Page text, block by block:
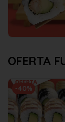
OFERTA
-40%